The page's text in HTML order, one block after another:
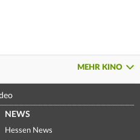
MEHR KINO
NEWS
Hessen News